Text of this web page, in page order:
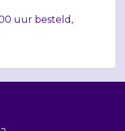
uur besteld,